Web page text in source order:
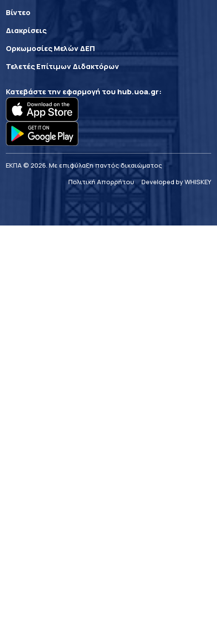
Βίντεο
Διακρίσεις
Ορκωμοσίες Μελών ΔΕΠ
Τελετές Επίτιμων Διδακτόρων
Κατεβάστε την εφαρμογή του hub.uoa.gr:
ΕΚΠΑ © 2026. Με επιφύλαξη παντός δικαιώματος
Πολιτική Απορρήτου
Developed by WHISKEY